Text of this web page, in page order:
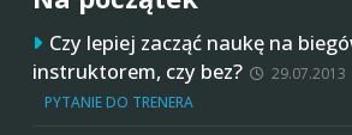
Czy lepiej zacząć naukę na
instruktorem, czy bez?
29.07.2013
PYTANIE DO TRENERA